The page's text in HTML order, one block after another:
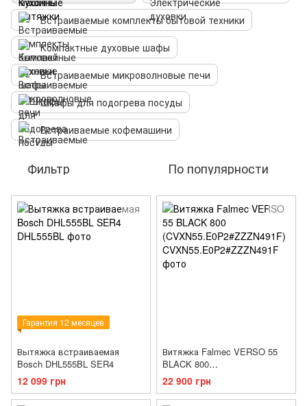
Встраиваемые комплекты бытовой техники
Компактные духовые шафы
Встраиваемые микроволновые печи
Шкафы для подогрева посуды
Встраиваемые кофемашини
Фильтр По популярности
Гарантия 12 месяцев
Вытяжка встраиваемая
Bosch DHL555BL SER4
12 099 грн
Витяжка Falmec VERSO 55
BLACK 800
(CVXN55.E0P2#ZZZN491F)
22 900 грн